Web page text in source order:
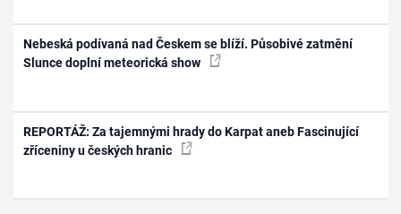
Nebeská podívaná nad Českem se blíží. Působivé zatmění
Slunce doplní meteorická show
REPORTÁŽ: Za tajemnými hrady do Karpat aneb Fascinující
zříceniny u českých hranic